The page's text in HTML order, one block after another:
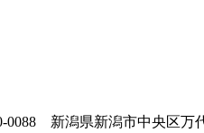
0088 新潟県新潟市中央区万